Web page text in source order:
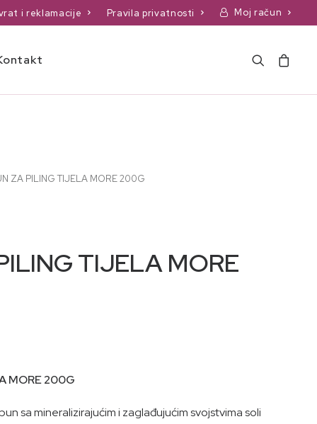
i reklamacije Pravila privatnosti Moj račun
ZA PILING TIJELA MORE 200G
TIJELA MORE
MORE 200G
sa mineralizirajućim i zaglađujućim svojstvima soli